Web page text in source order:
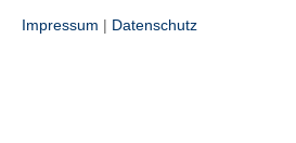
Impressum | Datenschutz